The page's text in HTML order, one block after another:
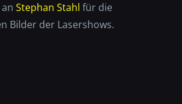
Stephan Stahl für die
Bilder der Lasershows.